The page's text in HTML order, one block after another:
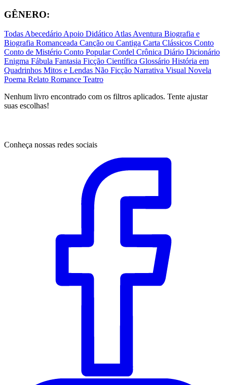
GÊNERO:
TodasAbecedárioApoio DidáticoAtlasAventura Biografia e
Biografia Romanceada Canção ou Cantiga Carta Clássicos Conto
Conto de Mistério Conto PopularCordel Crônica Diário Dicionário
Enigma Fábula Fantasia Ficção Científica Glossário História em
Quadrinhos Mitos e Lendas Não Ficção Narrativa Visual Novela
Poema Relato Romance Teatro
Nenhum livro encontrado com os filtros aplicados. Tente ajustar
suas escolhas!
Conheça nossas redes sociais